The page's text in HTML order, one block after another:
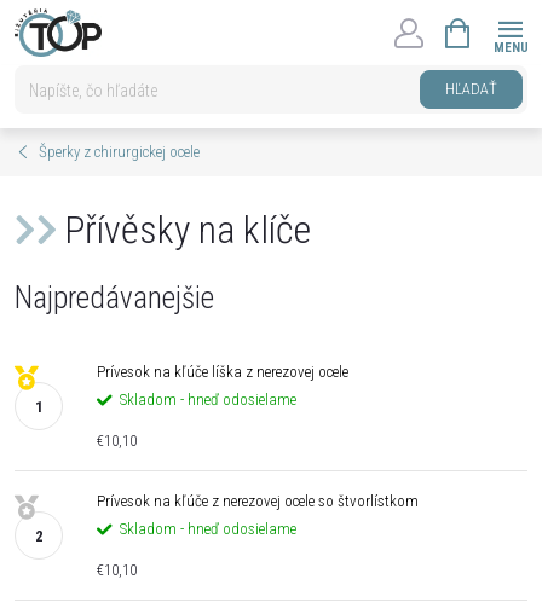
Prejsť
na
HĽADAŤ
KOŠÍK
Šperky z chirurgickej ocele
Přívěsky na klíče
Najpredávanejšie
Prívesok na kľúče líška z nerezovej ocele
Skladom - hneď odosielame
€10,10
Prívesok na kľúče z nerezovej ocele so štvorlístkom
Skladom - hneď odosielame
€10,10